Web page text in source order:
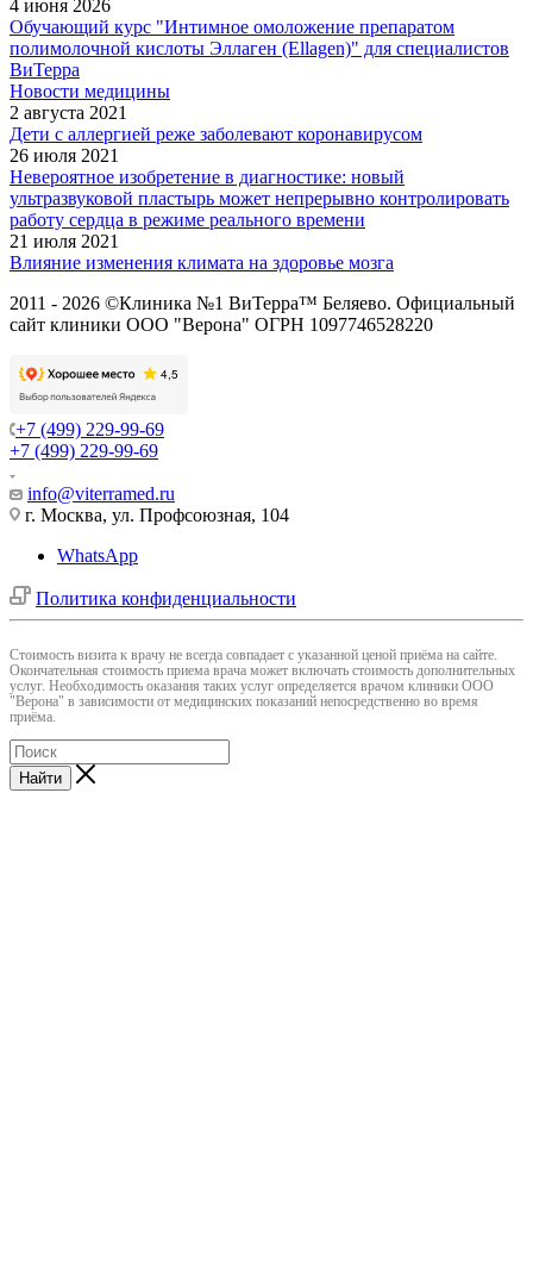
4 июня 2026
Обучающий курс "Интимное омоложение препаратом
полимолочной кислоты Эллаген (Ellagen)" для специалистов
ВиТерра
Новости медицины
2 августа 2021
Дети с аллергией реже заболевают коронавирусом
26 июля 2021
Невероятное изобретение в диагностике: новый
ультразвуковой пластырь может непрерывно контролировать
работу сердца в режиме реального времени
21 июля 2021
Влияние изменения климата на здоровье мозга
2011 - 2026 ©Клиника №1 ВиТерра™ Беляево. Официальный
сайт клиники ООО "Верона" ОГРН 1097746528220
+7 (499) 229-99-69
+7 (499) 229-99-69
info@viterramed.ru
г. Москва, ул. Профсоюзная, 104
WhatsApp
Политика конфиденциальности
Cтоимость визита к врачу не всегда совпадает с указанной ценой приёма на сайте.
Окончательная стоимость приема врача может включать стоимость дополнительных
услуг. Необходимость оказания таких услуг определяется врачом клиники ООО
"Верона" в зависимости от медицинских показаний непосредственно во время
приёма.
Найти